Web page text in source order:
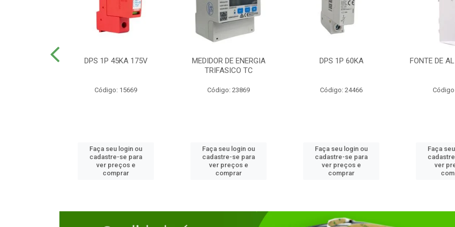
DPS 1P 45KA 175V
Código: 15669
Faça seu login ou
cadastre-se para
ver preços e
comprar
MEDIDOR DE ENERGIA
TRIFASICO TC
Código: 23869
Faça seu login ou
cadastre-se para
ver preços e
comprar
DPS 1P 60KA
Código: 24466
Faça seu login ou
cadastre-se para
ver preços e
comprar
FONTE DE
Faça
ver